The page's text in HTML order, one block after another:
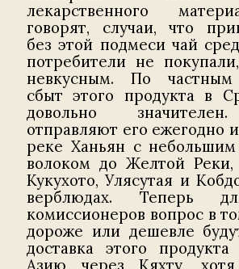
лекарственного
говорят, случаи, что
без этой подмеси чай
потребители не
невкусным. По частным
сбыт этого продукта в
довольно
отправляют его ежегодно
реке Ханьян с
волоком до Желтой Реки,
Кукухото, Улясутая и
верблюдах. Теперь
комиссионеров вопрос в
дороже или дешевле
доставка этого
Азию через Кяхту,